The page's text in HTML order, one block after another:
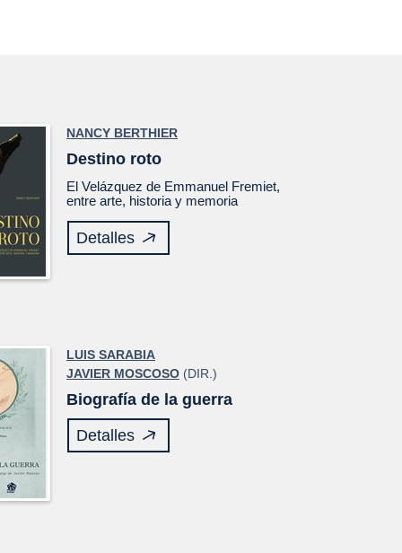
NANCY BERTHIER
Destino roto
El Velázquez de Emmanuel Fremiet,
entre arte, historia y memoria
Detalles
LUIS SARABIA
JAVIER MOSCOSO (DIR.)
Biografía de la guerra
Detalles